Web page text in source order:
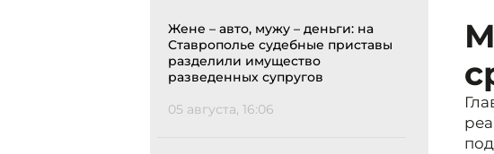
Жене – авто, мужу – деньги: на
Ставрополье судебные приставы
разделили имущество
разведенных супругов
05 августа, 16:06